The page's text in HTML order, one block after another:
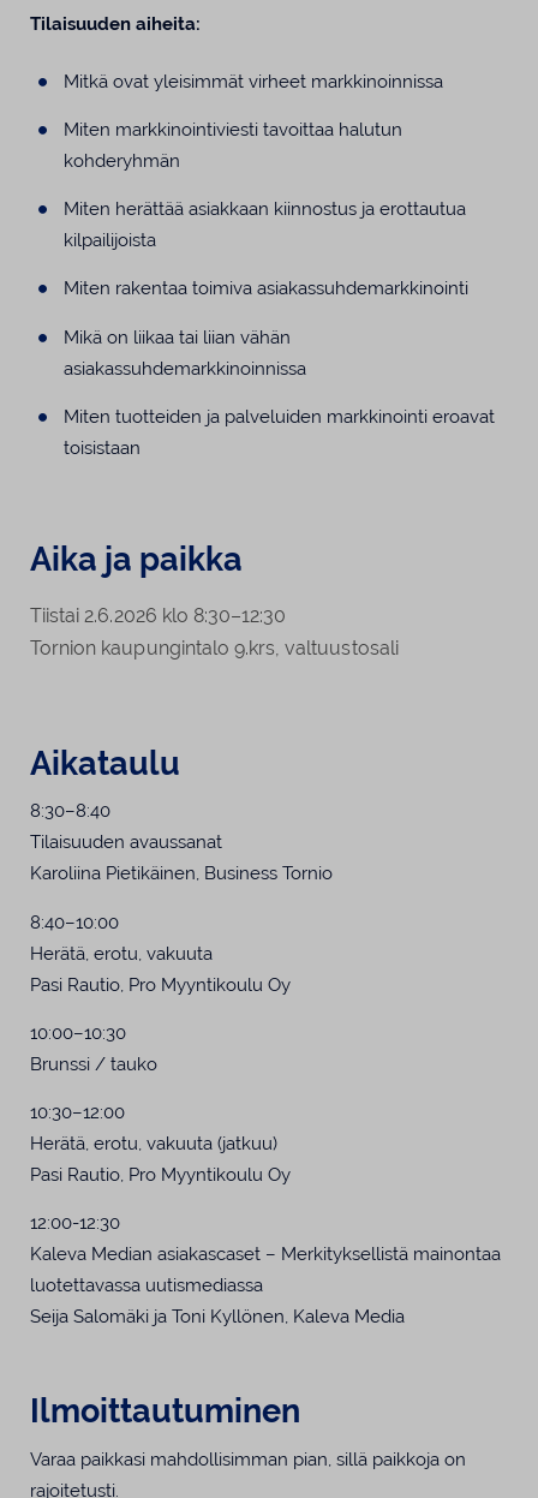
Tilaisuuden aiheita:
Mitkä ovat yleisimmät virheet markkinoinnissa
Miten markkinointiviesti tavoittaa halutun
kohderyhmän
Miten herättää asiakkaan kiinnostus ja erottautua
kilpailijoista
Miten rakentaa toimiva asiakassuhdemarkkinointi
Mikä on liikaa tai liian vähän
asiakassuhdemarkkinoinnissa
Miten tuotteiden ja palveluiden markkinointi eroavat
toisistaan
Aika ja paikka
Tiistai 2.6.2026 klo 8:30–12:30
Tornion kaupungintalo 9.krs, valtuustosali
Aikataulu
8:30–8:40
Tilaisuuden avaussanat
Karoliina Pietikäinen, Business Tornio
8:40–10:00
Herätä, erotu, vakuuta
Pasi Rautio, Pro Myyntikoulu Oy
10:00–10:30
Brunssi / tauko
10:30–12:00
Herätä, erotu, vakuuta (jatkuu)
Pasi Rautio, Pro Myyntikoulu Oy
12:00-12:30
Kaleva Median asiakascaset – Merkityksellistä mainontaa
luotettavassa uutismediassa
Seija Salomäki ja Toni Kyllönen, Kaleva Media
Ilmoittautuminen
Varaa paikkasi mahdollisimman pian, sillä paikkoja on
rajoitetusti.